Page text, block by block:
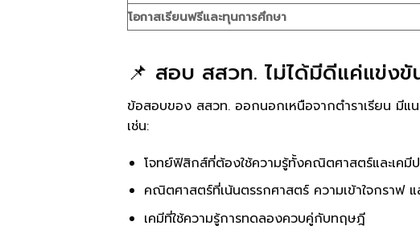
โอกาสเรียนฟรีและทุนการศึกษา
📌 สอบ สสวท. ไม่ได้มีดีแค่แข่ง
ข้อสอบของ สสวท. ออกนอกเหนือจากตำราเรียน มีแน
เช่น:
โจทย์ฟิสิกส์ที่ต้องใช้ความรู้ทั้งคณิตศาสตร์และเคมี
คณิตศาสตร์ที่เน้นตรรกศาสตร์ ความเข้าใจกราฟ
เคมีที่ใช้ความรู้การทดลองควบคู่กับทฤษฎี